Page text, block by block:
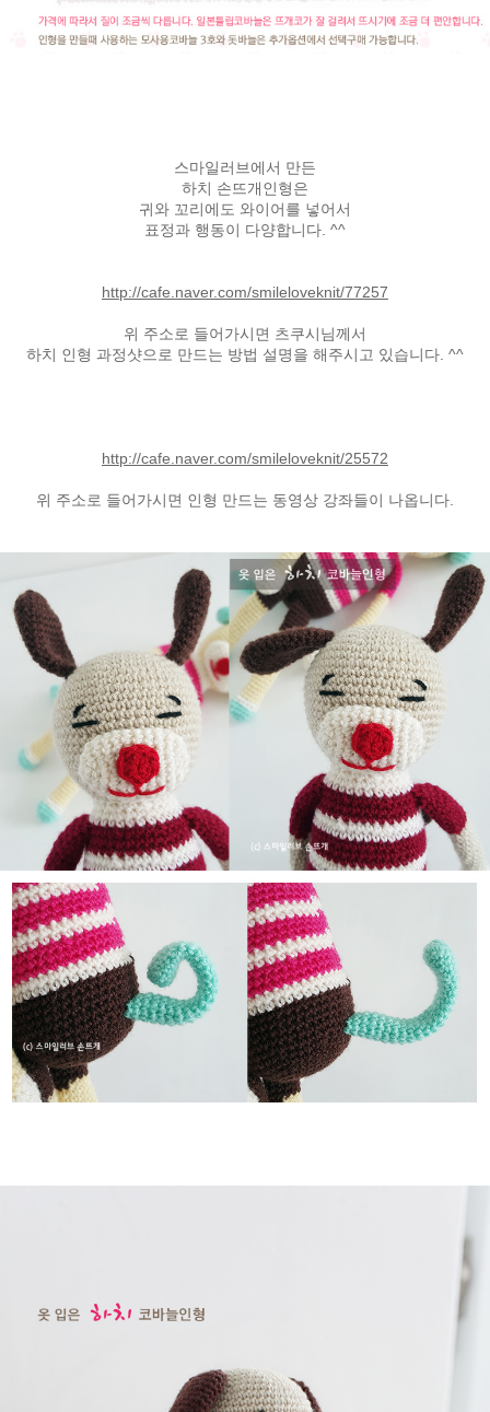
스마일러브에서 만든
하치 손뜨개인형은
귀와 꼬리에도 와이어를 넣어서
표정과 행동이 다양합니다. ^^
http://cafe.naver.com/smileloveknit/77257
위 주소로 들어가시면 츠쿠시님께서
하치 인형 과정샷으로 만드는 방법 설명을 해주시고 있습니다. ^^
http://cafe.naver.com/smileloveknit/25572
위 주소로 들어가시면 인형 만드는 동영상 강좌들이 나옵니다.